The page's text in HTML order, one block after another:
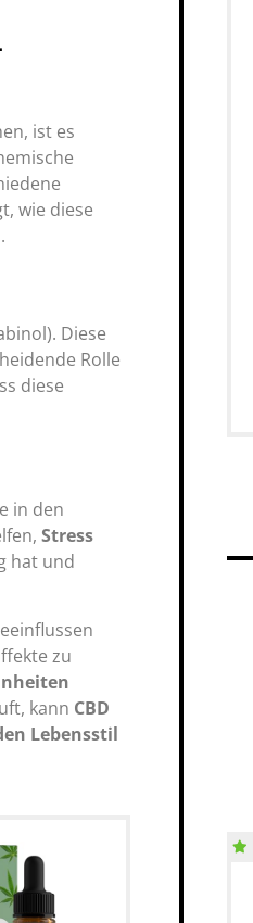
ist es
wie diese
Diese
Rolle
diese
in den
Stress
hat und
zu
kann CBD
Lebensstil